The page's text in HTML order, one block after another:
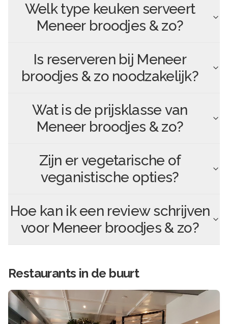
Welk type keuken serveert
Meneer broodjes & zo?
Is reserveren bij Meneer
broodjes & zonoodzakelijk?
Wat is de prijsklasse van
Meneer broodjes & zo?
Zijn er vegetarische of
veganistische opties?
Hoe kan ik een review schrijven
voor Meneer broodjes & zo?
Restaurants in de buurt